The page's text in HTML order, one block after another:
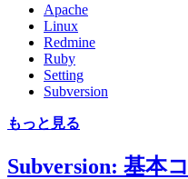
Apache
Linux
Redmine
Ruby
Setting
Subversion
もっと見る
Subversion: 基本